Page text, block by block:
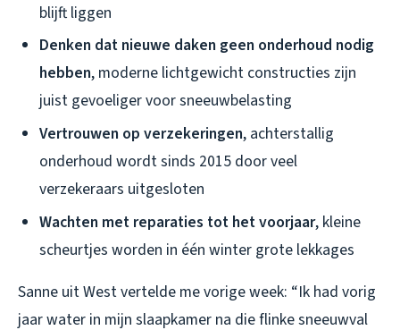
blijft liggen
Denken dat nieuwe daken geen onderhoud nodig
hebben, moderne lichtgewicht constructies zijn
juist gevoeliger voor sneeuwbelasting
Vertrouwen op verzekeringen, achterstallig
onderhoud wordt sinds 2015 door veel
verzekeraars uitgesloten
Wachten met reparaties tot het voorjaar, kleine
scheurtjes worden in één winter grote lekkages
Sanne uit West vertelde me vorige week: “Ik had vorig
jaar water in mijn slaapkamer na die flinke sneeuwval